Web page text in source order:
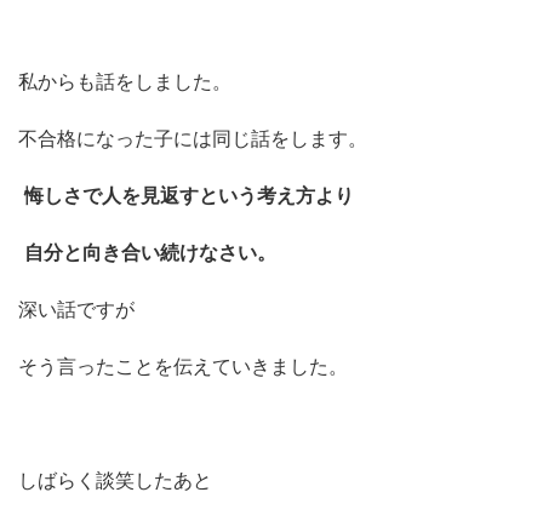
私からも話をしました。
不合格になった子には同じ話をします。
悔しさで人を見返すという考え方より
自分と向き合い続けなさい。
深い話ですが
そう言ったことを伝えていきました。
しばらく談笑したあと